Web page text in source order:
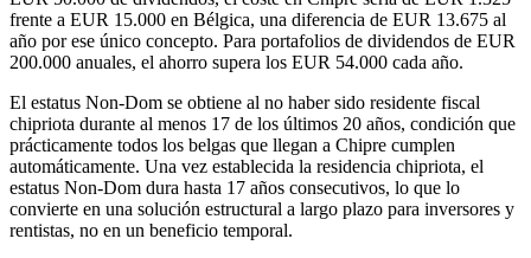
frente a EUR 15.000 en Bélgica, una diferencia de EUR 13.675 al
año por ese único concepto. Para portafolios de dividendos de EUR
200.000 anuales, el ahorro supera los EUR 54.000 cada año.
El estatus Non-Dom se obtiene al no haber sido residente fiscal
chipriota durante al menos 17 de los últimos 20 años, condición que
prácticamente todos los belgas que llegan a Chipre cumplen
automáticamente. Una vez establecida la residencia chipriota, el
estatus Non-Dom dura hasta 17 años consecutivos, lo que lo
convierte en una solución estructural a largo plazo para inversores y
rentistas, no en un beneficio temporal.